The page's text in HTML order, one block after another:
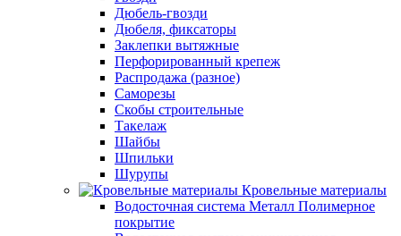
Дюбель-гвозди
Дюбеля, фиксаторы
Заклепки вытяжные
Перфорированный крепеж
Распродажа (разное)
Саморезы
Скобы строительные
Такелаж
Шайбы
Шпильки
Шурупы
Кровельные материалы
Водосточная система Металл Полимерное
покрытие